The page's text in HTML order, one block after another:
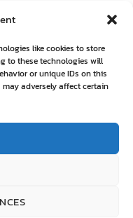
like cookies to store
to these technologies will
or unique IDs on this
adversely affect certain